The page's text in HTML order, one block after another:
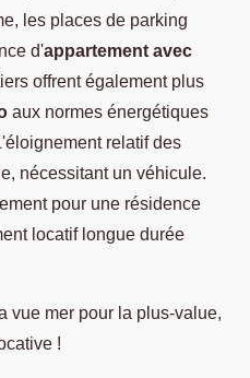
les places de parking
d'appartement avec
offrent également plus
aux normes énergétiques
relatif des
nécessitant un véhicule.
pour une résidence
locatif longue durée
vue mer pour la plus-value,
!